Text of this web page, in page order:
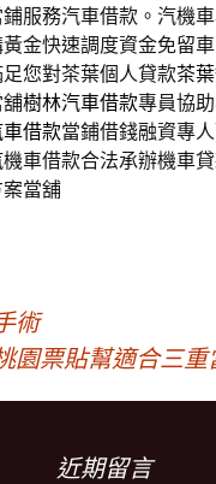
服務汽車借款。汽機
金快速調度資金免留
您對茶葉個人貸款茶
樹林汽車借款專員協
借款當鋪借錢融資專
車借款合法承辦機車
當舖
術
園票貼幫適合三
近期留言